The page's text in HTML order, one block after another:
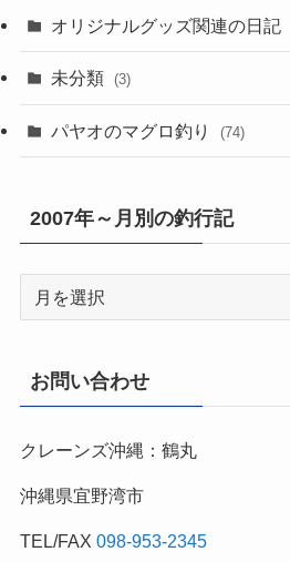
オリジナルグッズ関連の日記
未分類 (3)
パヤオのマグロ釣り (74)
2007年～月別の釣行記
2007
月
別
釣
記
お問い合わせ
クレーンズ沖縄：鶴丸
沖縄県宜野湾市
TEL/FAX 098-953-2345